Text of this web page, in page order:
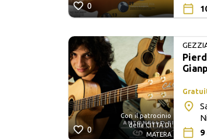
0
0
Con il patrocinio
della CITTÀ DI
MATERA
9